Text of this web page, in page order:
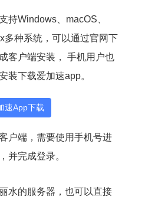
持Windows、macOS、
多种系统，可以通过官网下
客户端安装， 手机用户也
装下载爱加速app。
速App下载
户端，需要使用手机号进
并完成登录。
水的服务器，也可以直接